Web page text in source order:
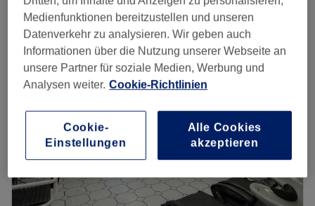
2 Salons die anbieten:
damen waxing - beine in der Nähe von Mülheim Wiener Platz, Köln
Medienfunktionen bereitzustellen und unseren
Datenverkehr zu analysieren. Wir geben auch
Informationen über die Nutzung unserer Webseite an
unsere Partner für soziale Medien, Werbung und
Analysen weiter. Cookie-Richtlinien
Cookie-
Einstellungen
Alle Cookies
akzeptieren